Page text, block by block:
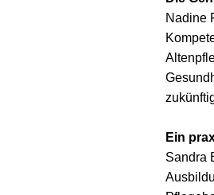
Nadine
Ein
Sandra